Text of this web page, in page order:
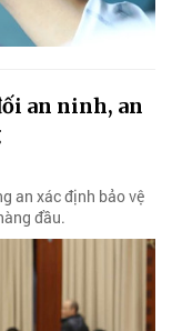
an ninh, an
an xác định bảo vệ
đầu.